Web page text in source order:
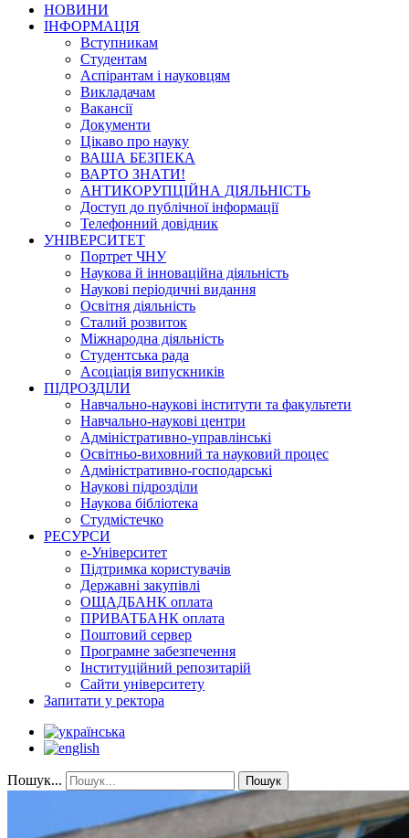
НОВИНИ
ІНФОРМАЦІЯ
Вступникам
Студентам
Аспірантам і науковцям
Викладачам
Вакансії
Документи
Цікаво про науку
ВАША БЕЗПЕКА
ВАРТО ЗНАТИ!
АНТИКОРУПЦІЙНА ДІЯЛЬНІСТЬ
Доступ до публічної інформації
Телефонний довідник
УНІВЕРСИТЕТ
Портрет ЧНУ
Наукова й інноваційна діяльність
Наукові періодичні видання
Освітня діяльність
Сталий розвиток
Міжнародна діяльність
Студентська рада
Асоціація випускників
ПІДРОЗДІЛИ
Навчально-наукові інститути та факультети
Навчально-наукові центри
Адміністративно-управлінські
Освітньо-виховний та науковий процес
Адміністративно-господарські
Наукові підрозділи
Наукова бібліотека
Студмістечко
РЕСУРСИ
е-Університет
Підтримка користувачів
Державні закупівлі
ОЩАДБАНК оплата
ПРИВАТБАНК оплата
Поштовий сервер
Програмне забезпечення
Інституційний репозитарій
Сайти університету
Запитати у ректора
Пошук... Пошук